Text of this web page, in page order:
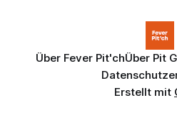
Über Fever Pit'chÜber Pit
Erstellt mit